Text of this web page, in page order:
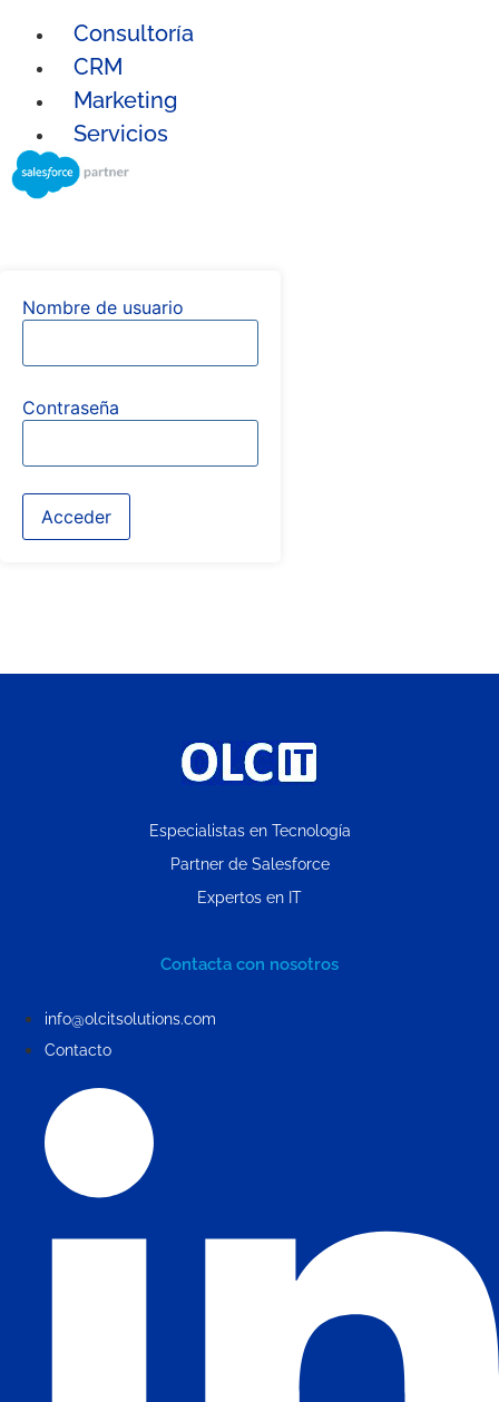
Consultoría
CRM
Marketing
Servicios
Nombre de usuario
Contraseña
Especialistas en Tecnología
Partner de Salesforce
Expertos en IT
Contacta con nosotros
info@olcitsolutions.com
Contacto